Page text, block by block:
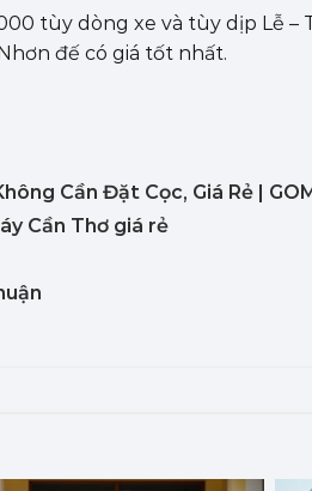
tùy dòng xe và tùy dịp Lễ
đế có giá tốt nhất.
Cần Đặt Cọc, Giá Rẻ |
Cần Thơ giá rẻ